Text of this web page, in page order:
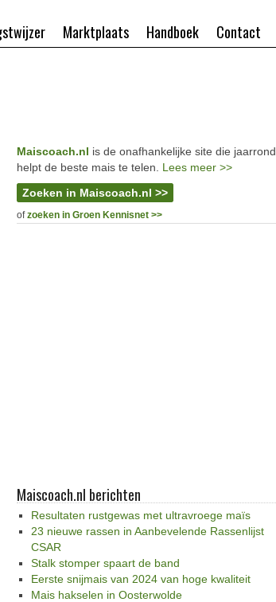
Contact
Handboek
Marktplaats
Maiscoach.nl is de onafhankelijke site die jaarrond
helpt de beste mais te telen. Lees meer >>
Zoeken in Maiscoach.nl >>
ofzoeken in Groen Kennisnet >>
Maiscoach.nl berichten
Resultaten rustgewas met ultravroege maïs
23 nieuwe rassen in Aanbevelende Rassenlijst
CSAR
Stalk stomper spaart de band
Eerste snijmais van 2024 van hoge kwaliteit
Mais hakselen in Oosterwolde